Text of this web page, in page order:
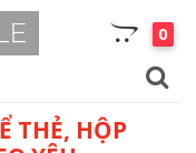
0
THẺ, HỘP